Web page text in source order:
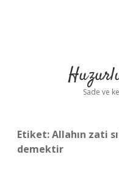
Sade ve
Etiket:Allahın zati
demektir